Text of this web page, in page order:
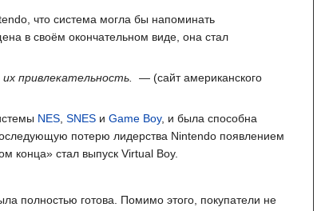
что система могла бы напоминать
в своём окончательном виде, она стал
привлекательность.
— (сайт американского
NES SNES и Game Boy, и была способна
потерю лидерства Nintendo появлением
конца» стал выпуск Virtual Boy.
полностью готова. Помимо этого, покупатели не